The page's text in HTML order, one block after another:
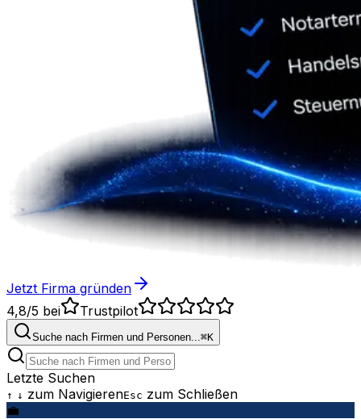
Jetzt Firma gründen
4,8/5 bei Trustpilot
Suche nach Firmen und Personen...⌘K
Letzte Suchen
↑ ↓ zum NavigierenEsc zum Schließen
💼